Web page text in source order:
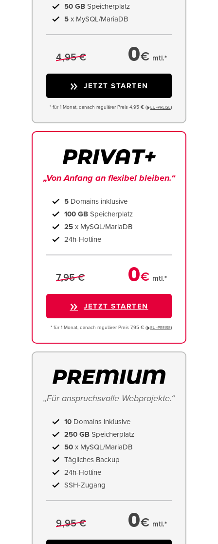
50 GB Speicherplatz
5 x MySQL/MariaDB
4,95 € 0€ mtl.*
JETZT STARTEN
* für 1 Monat, danach regulärer Preis 4,95 € ( EU−PREISE)
„Von Anfang an flexibel bleiben.“
5 Domains inklusive
100 GB Speicherplatz
25 x MySQL/MariaDB
24h-Hotline
7,95 € 0€ mtl.*
JETZT STARTEN
* für 1 Monat, danach regulärer Preis 7,95 € ( EU−PREISE)
„Für anspruchsvolle Webprojekte.“
10 Domains inklusive
250 GB Speicherplatz
50 x MySQL/MariaDB
Tägliches Backup
24h-Hotline
SSH-Zugang
9,95 € 0€ mtl.*